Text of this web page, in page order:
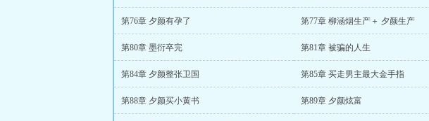
第76章 夕颜有孕了 第77章 柳涵烟生产＋ 夕颜生产
第80章 墨衍卒完 第81章 被骗的人生
第84章 夕颜整张卫国 第85章 买走男主最大金手指
第88章 夕颜买小黄书 第89章 夕颜炫富